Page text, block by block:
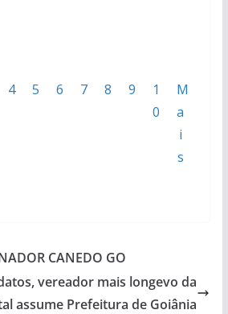
4 5 6 7 8 9
1
0
M
a
i
s
CANEDO GO
vereador mais longevo da
assume Prefeitura de Goiânia